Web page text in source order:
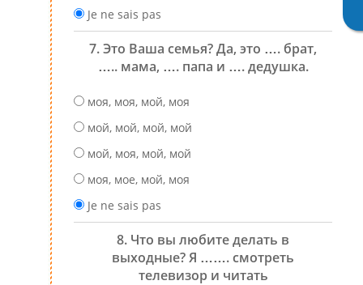
Je ne sais pas
7. Это Ваша семья? Да, это …. брат,
….. мама, …. папа и …. дедушка.
моя, моя, мой, моя
мой, мой, мой, мой
мой, моя, мой, мой
моя, мое, мой, моя
Je ne sais pas
8. Что вы любите делать в
выходные? Я ……. смотреть
телевизор и читать